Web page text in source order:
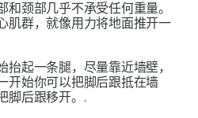
颈部几乎不承受任何重量。
肌群，就像用力将地面推开一
起一条腿，尽量靠近墙壁，
开始你可以把脚后跟抵在墙
脚后跟移开。.